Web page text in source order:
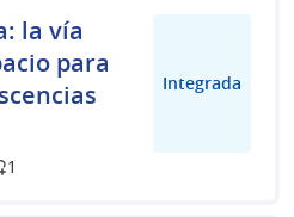
la vía
para
Integrada
1